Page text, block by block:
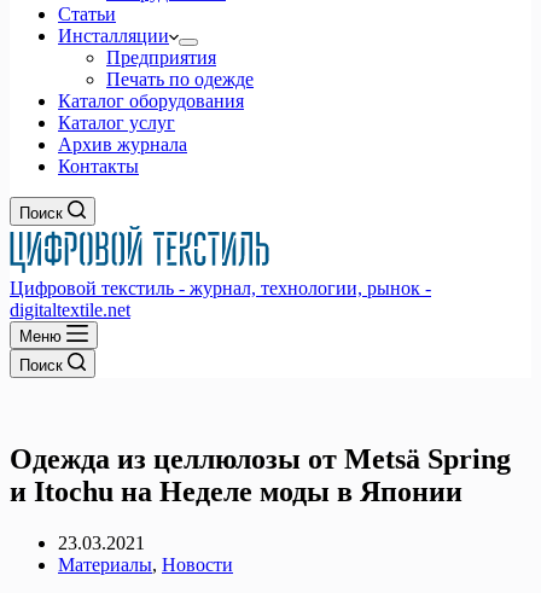
Статьи
Инсталляции
Предприятия
Печать по одежде
Каталог оборудования
Каталог услуг
Архив журнала
Контакты
Поиск
Цифровой текстиль - журнал, технологии, рынок -
digitaltextile.net
Меню
Поиск
Одежда из целлюлозы от Metsä Spring
и Itochu на Неделе моды в Японии
23.03.2021
Материалы, Новости